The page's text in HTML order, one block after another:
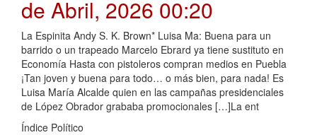
de Abril, 2026 00:20
La Espinita Andy S. K. Brown* Luisa Ma: Buena para un
barrido o un trapeado Marcelo Ebrard ya tiene sustituto en
Economía Hasta con pistoleros compran medios en Puebla
¡Tan joven y buena para todo… o más bien, para nada! Es
Luisa María Alcalde quien en las campañas presidenciales
de López Obrador grababa promocionales […]La ent
Índice Político